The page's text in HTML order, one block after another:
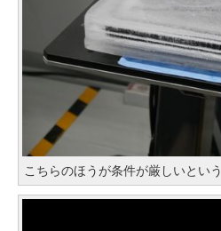
こちらのほうが条件が厳しいという